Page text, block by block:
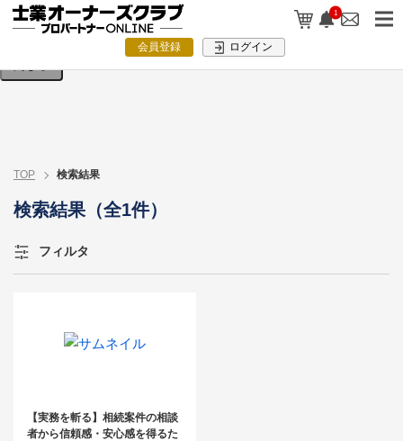
1
会員登録 ログイン
検索条件を入力してください。
TOP 検索結果
検索結果（全1件）
フィルタ
【実務を斬る】相続案件の相談
者から信頼感・安心感を得るた